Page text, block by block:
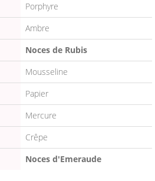
Porphyre
Ambre
Noces de Rubis
Mousseline
Papier
Mercure
Crêpe
Noces d'Emeraude